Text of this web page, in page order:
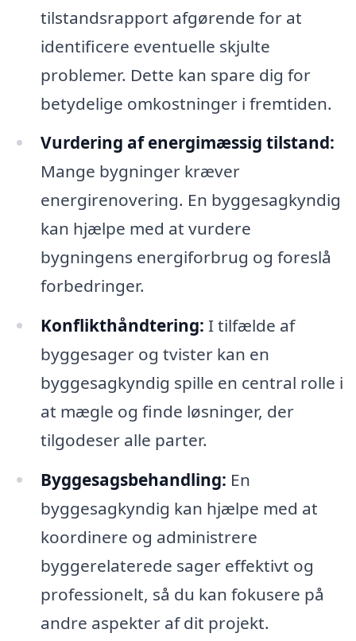
tilstandsrapport afgørende for at
identificere eventuelle skjulte
problemer. Dette kan spare dig for
betydelige omkostninger i fremtiden.
Vurdering af energimæssig tilstand:
Mange bygninger kræver
energirenovering. En byggesagkyndig
kan hjælpe med at vurdere
bygningens energiforbrug og foreslå
forbedringer.
Konflikthåndtering: I tilfælde af
byggesager og tvister kan en
byggesagkyndig spille en central rolle i
at mægle og finde løsninger, der
tilgodeser alle parter.
Byggesagsbehandling: En
byggesagkyndig kan hjælpe med at
koordinere og administrere
byggerelaterede sager effektivt og
professionelt, så du kan fokusere på
andre aspekter af dit projekt.